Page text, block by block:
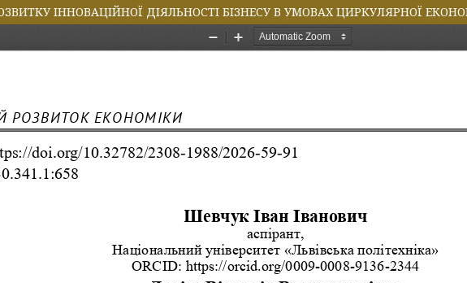
ІННОВАЦІЙНОЇ ДІЯЛЬНОСТІ БІЗНЕСУ В УМОВАХ ЦИРКУЛЯРНОЇ